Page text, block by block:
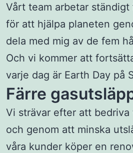
Vårt team arbetar
för att hjälpa planeten
dela med mig av de fem
Och vi kommer att
varje dag är Earth Day på
Färre
Vi strävar efter att
och genom att minska
våra kunder köper en